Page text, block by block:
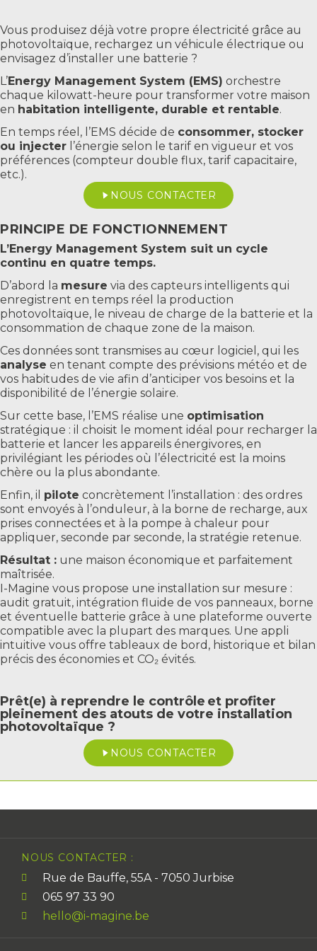
Vous produisez déjà votre propre électricité grâce au
photovoltaïque, rechargez un véhicule électrique ou
envisagez d’installer une batterie ?
L’Energy Management System (EMS) orchestre
chaque kilowatt-heure pour transformer votre maison
en habitation intelligente, durable et rentable.
En temps réel, l’EMS décide de consommer, stocker
ou injecter l’énergie selon le tarif en vigueur et vos
préférences (compteur double flux, tarif capacitaire,
etc.).
NOUS CONTACTER
PRINCIPE DE FONCTIONNEMENT
L’Energy Management System suit un cycle
continu en quatre temps.
D’abord la mesure via des capteurs intelligents qui
enregistrent en temps réel la production
photovoltaïque, le niveau de charge de la batterie et la
consommation de chaque zone de la maison.
Ces données sont transmises au cœur logiciel, qui les
analyse en tenant compte des prévisions météo et de
vos habitudes de vie afin d’anticiper vos besoins et la
disponibilité de l’énergie solaire.
Sur cette base, l’EMS réalise une optimisation
stratégique : il choisit le moment idéal pour recharger la
batterie et lancer les appareils énergivores, en
privilégiant les périodes où l’électricité est la moins
chère ou la plus abondante.
Enfin, il pilote concrètement l’installation : des ordres
sont envoyés à l’onduleur, à la borne de recharge, aux
prises connectées et à la pompe à chaleur pour
appliquer, seconde par seconde, la stratégie retenue.
Résultat : une maison économique et parfaitement
maîtrisée.
I-Magine vous propose une installation sur mesure :
audit gratuit, intégration fluide de vos panneaux, borne
et éventuelle batterie grâce à une plateforme ouverte
compatible avec la plupart des marques. Une appli
intuitive vous offre tableaux de bord, historique et bilan
précis des économies et CO₂ évités.
Prêt(e) à reprendre le contrôle et profiter
pleinement des atouts de votre installation
photovoltaïque ?
NOUS CONTACTER
NOUS CONTACTER :
Rue de Bauffe, 55A - 7050 Jurbise
065 97 33 90
hello@i-magine.be